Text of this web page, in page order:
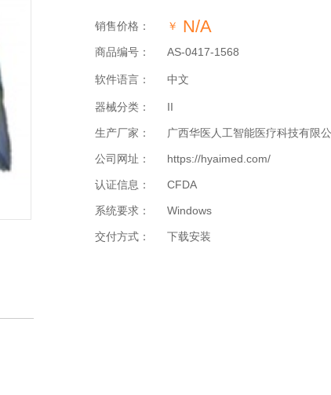
销售价格： ￥ N/A
商品编号： AS-0417-1568
软件语言： 中文
器械分类： II
生产厂家： 广西华医人工智能医疗科技有限
公司网址： https://hyaimed.com/
认证信息： CFDA
系统要求： Windows
交付方式： 下载安装